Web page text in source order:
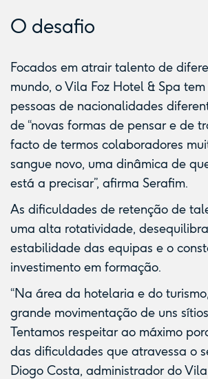
O desafio
Focados em atrair talento de
mundo, o Vila Foz Hotel & Spa
pessoas de nacionalidades
de “novas formas de pensar e de
facto de termos colaboradores
sangue novo, uma dinâmica de
está a precisar”, afirma Serafim.
As dificuldades de retenção de
uma alta rotatividade,
estabilidade das equipas e o
investimento em formação.
“Na área da hotelaria e do
grande movimentação de uns
Tentamos respeitar ao máximo
das dificuldades que atravessa o
Diogo Costa, administrador do